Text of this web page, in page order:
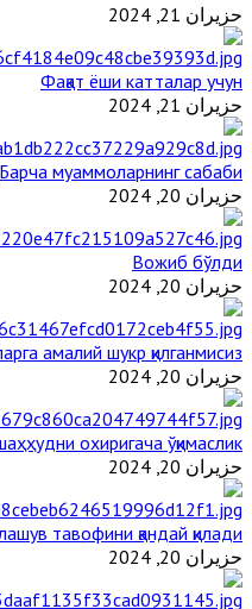
حزيران 21, 2024
Фақат ёши катталар учун
حزيران 21, 2024
Барча муаммоларнинг сабаби
حزيران 20, 2024
Вожиб бўлди
حزيران 20, 2024
амалий шукр қилганмисиз?
حزيران 20, 2024
охиригача ўқимаслик
حزيران 20, 2024
тавофини қандай қилади?
حزيران 20, 2024